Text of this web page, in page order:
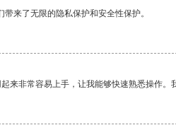
来了无限的隐私保护和安全性保护。
来非常容易上手，让我能够快速熟悉操作。